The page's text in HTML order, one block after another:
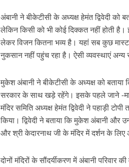
अंबानी ने बीकेटीसी के अध्यक्ष हेमंत द्विवेदी को
लेकिन किसी को भी कोई दिक्कत नहीं होती
लेकर विजन कितना भव्य है। यहां सब कुछ
नुकसान नहीं पहुंच रहा है। ऐसी व्यवस्थाएं
मुकेश अंबानी ने बीकेटीसी के अध्यक्ष को बताया
सरकार के साथ खड़े रहेंगे। इसके पहले जाने -माने
मंदिर समिति अध्यक्ष हेमंत द्विवेदी ने पहाड़ी
किया। द्विवेदी ने बताया कि मुकेश अंबानी
और श्री केदारनाथ जी के मंदिर में दर्शन के
दोनों मंदिरों के सौंदर्यीकरण में अंबानी